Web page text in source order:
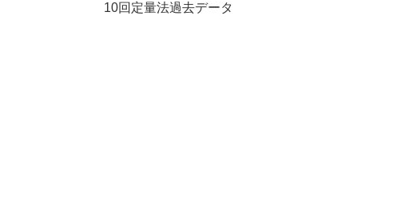
10回定量法過去データ